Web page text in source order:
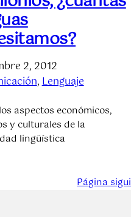
2, 2012
, Lenguaje
aspectos económicos,
y culturales de la
lingüística
Página